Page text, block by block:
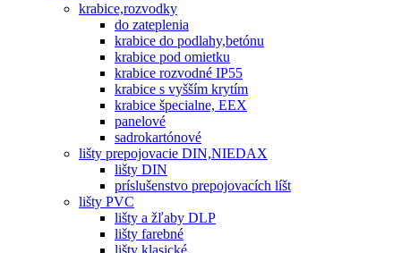
krabice,rozvodky
do zateplenia
krabice do podlahy,betónu
krabice pod omietku
krabice rozvodné IP55
krabice s vyšším krytím
krabice špecialne, EEX
panelové
sadrokartónové
lišty prepojovacie DIN,NIEDAX
lišty DIN
príslušenstvo prepojovacích líšt
lišty PVC
lišty a žľaby DLP
lišty farebné
lišty klasické